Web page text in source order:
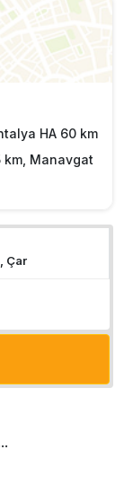
HA 60 km
km, Manavgat